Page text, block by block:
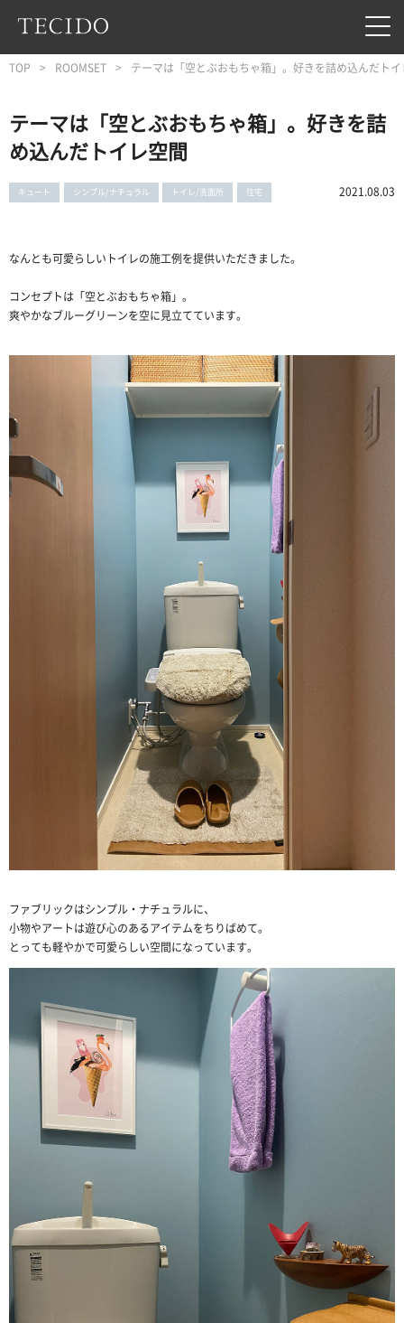
フッターへジャンプ
TOP ROOMSET テーマは「空とぶおもちゃ箱」。好きを詰め込んだト
テーマは「空とぶおもちゃ箱」。好きを詰
め込んだトイレ空間
キュート シンプル/ナチュラル トイレ/洗面所 住宅 2021.08.03
なんとも可愛らしいトイレの施工例を提供いただきました。
コンセプトは「空とぶおもちゃ箱」。
爽やかなブルーグリーンを空に見立てています。
ファブリックはシンプル・ナチュラルに、
小物やアートは遊び心のあるアイテムをちりばめて。
とっても軽やかで可愛らしい空間になっています。